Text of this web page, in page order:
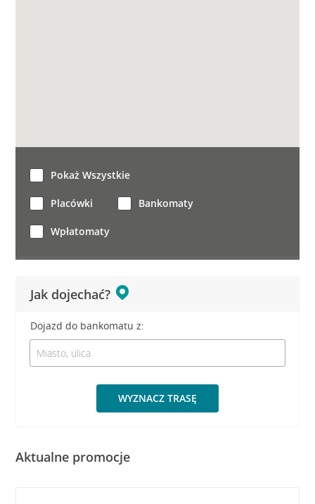
Jak dojechać?
Dojazd do bankomatu z:
WYZNACZ TRASĘ
Pokaż Wszystkie
Placówki Bankomaty
Wpłatomaty
Aktualne promocje